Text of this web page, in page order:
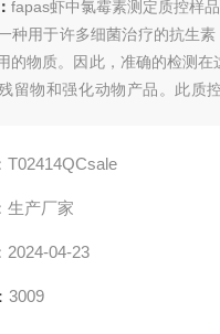
fapas虾中氯霉素测定质控样品
种用于许多细菌治疗的抗生
的物质。因此，准确的检测
留物和强化动物产品。此质
需求
T02414QCsale
生产厂家
2024-04-23
3009